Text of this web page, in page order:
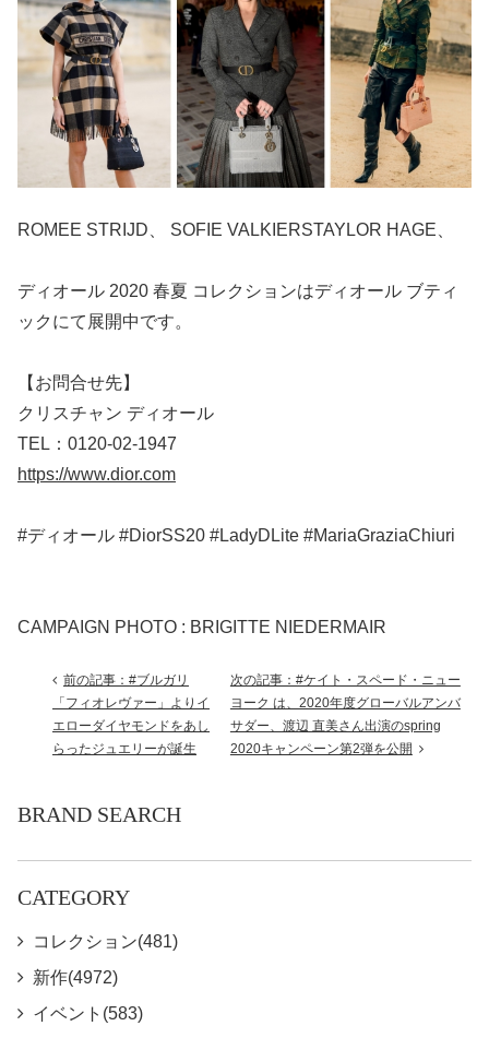
ROMEE STRIJD、 SOFIE VALKIERSTAYLOR HAGE、
ディオール 2020 春夏 コレクションはディオール ブティ
ックにて展開中です。
【お問合せ先】
クリスチャン ディオール
TEL：0120-02-1947
https://www.dior.com
#ディオール #DiorSS20 #LadyDLite #MariaGraziaChiuri
CAMPAIGN PHOTO : BRIGITTE NIEDERMAIR
前の記事：#ブルガリ
「フィオレヴァー」よりイ
エローダイヤモンドをあし
らったジュエリーが誕生
次の記事：#ケイト・スペード・ニュー
ヨーク は、2020年度グローバルアンバ
サダー、渡辺 直美さん出演のspring
2020キャンペーン第2弾を公開
BRAND SEARCH
CATEGORY
コレクション(481)
新作(4972)
イベント(583)